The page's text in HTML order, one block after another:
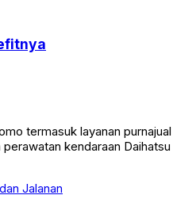
termasuk layanan
kendaraan